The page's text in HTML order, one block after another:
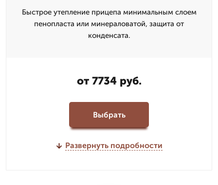
Быстрое утепление прицепа минимальным слоем
пенопласта или минераловатой, защита от
конденсата.
от 7734 руб.
Выбрать
Развернуть подробности